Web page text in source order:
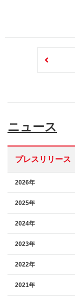
ニュース
プレスリリース
2026年
2025年
2024年
2023年
2022年
2021年